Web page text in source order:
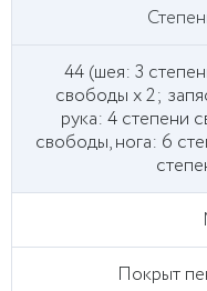
44 (шея: 3
свободы x 2;
рука: 4 степени
свободы, нога: 6
Покрыт